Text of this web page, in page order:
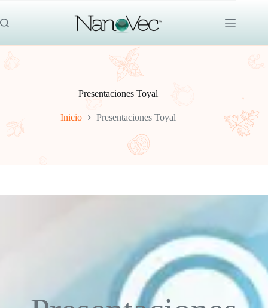
contenido
Presentaciones Toyal
Inicio Presentaciones Toyal